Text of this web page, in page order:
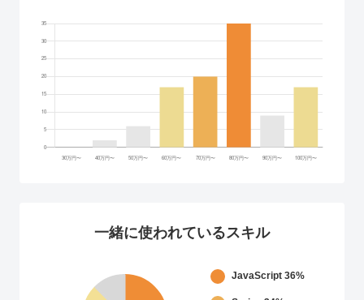
一緒に使われているスキル
JavaScript 36%